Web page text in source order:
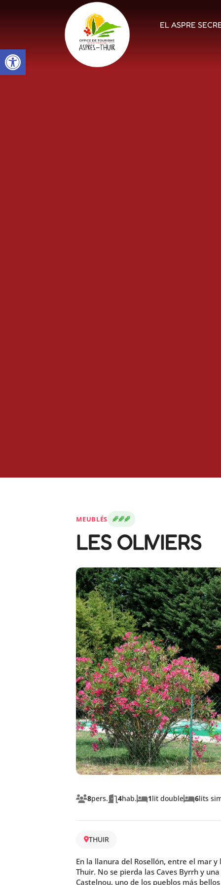
Open toolbar
EL ASPRE
MEUBLÉS
LES OLIVIERS
8pers. 4hab. 1lit double 6lits
THUIR
En la llanura del Rosellón, entre el mar
Thuir. No se pierda las Caves Byrrh y
Castelnou, uno de los pueblos más